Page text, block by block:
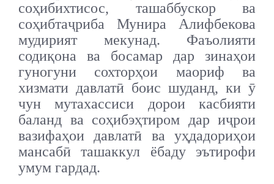
соҳибихтисос, ташаббускор ва
соҳибтаҷриба Мунира Алифбекова
мудирият мекунад. Фаъолияти
содиқона ва босамар дар зинаҳои
гуногуни сохторҳои маориф ва
хизмати давлатӣ боис шуданд, ки ӯ
чун мутахассиси дорои касбияти
баланд ва соҳибэҳтиром дар иҷрои
вазифаҳои давлатӣ ва уҳдадориҳои
мансабӣ ташаккул ёбаду эътирофи
умум гардад.